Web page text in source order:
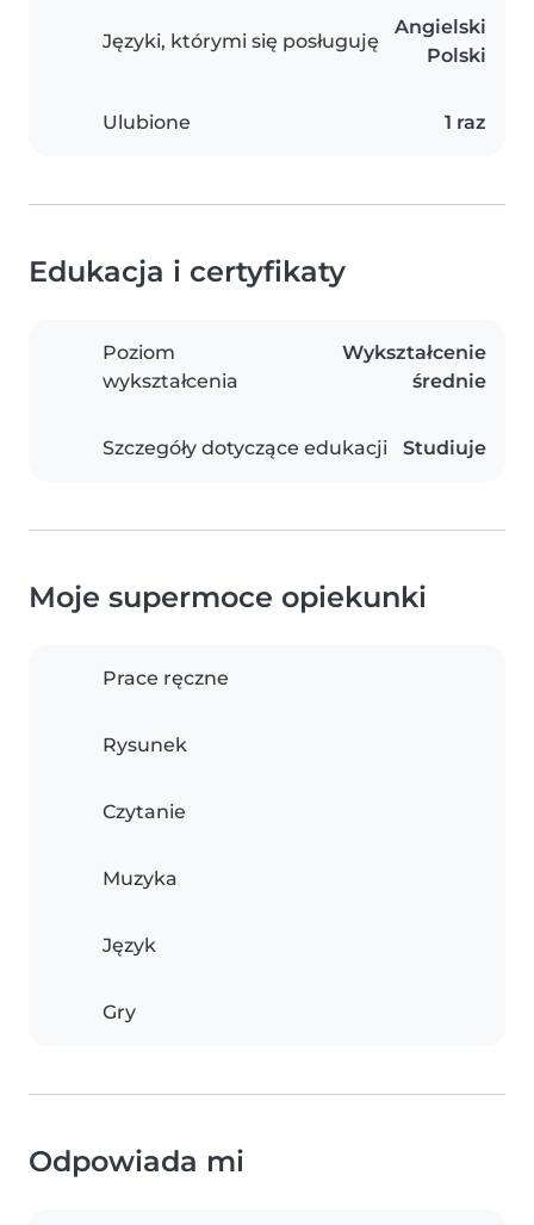
Języki, którymi się posługuję
Angielski
Polski
Ulubione 1 raz
Edukacja i certyfikaty
Poziom
wykształcenia
Wykształcenie
średnie
Szczegóły dotyczące edukacji Studiuje
Moje supermoce opiekunki
Prace ręczne
Rysunek
Czytanie
Muzyka
Język
Gry
Odpowiada mi